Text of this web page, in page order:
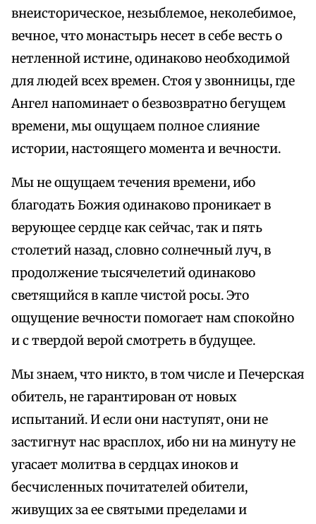
внеисторическое, незыблемое, неколебимое,
вечное, что монастырь несет в себе весть о
нетленной истине, одинаково необходимой
для людей всех времен. Стоя у звонницы, где
Ангел напоминает о безвозвратно бегущем
времени, мы ощущаем полное слияние
истории, настоящего момента и вечности.
Мы не ощущаем течения времени, ибо
благодать Божия одинаково проникает в
верующее сердце как сейчас, так и пять
столетий назад, словно солнечный луч, в
продолжение тысячелетий одинаково
светящийся в капле чистой росы. Это
ощущение вечности помогает нам спокойно
и с твердой верой смотреть в будущее.
Мы знаем, что никто, в том числе и Печерская
обитель, не гарантирован от новых
испытаний. И если они наступят, они не
застигнут нас врасплох, ибо ни на минуту не
угасает молитва в сердцах иноков и
бесчисленных почитателей обители,
живущих за ее святыми пределами и